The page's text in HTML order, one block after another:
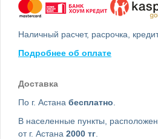
Наличный расчет, расрочка,
Подробнее об оплате
Доставка
По г. Астана бесплатно
В населенные пункты,
от г. Астана 2000 тг